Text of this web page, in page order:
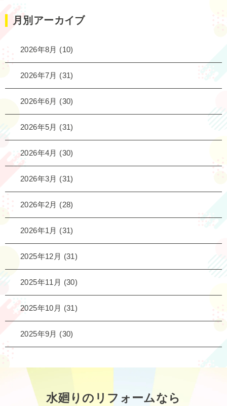
月別アーカイブ
2026年8月 (10)
2026年7月 (31)
2026年6月 (30)
2026年5月 (31)
2026年4月 (30)
2026年3月 (31)
2026年2月 (28)
2026年1月 (31)
2025年12月 (31)
2025年11月 (30)
2025年10月 (31)
2025年9月 (30)
水廻りのリフォームなら